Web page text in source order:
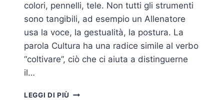
colori, pennelli, tele. Non tutti gli strumenti
sono tangibili, ad esempio un Allenatore
usa la voce, la gestualità, la postura. La
parola Cultura ha una radice simile al verbo
“coltivare”, ciò che ci aiuta a distinguerne
il…
LEGGI DI PIÙ CULTURA